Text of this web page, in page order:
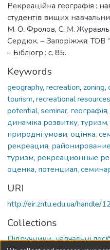
Рекреаційна географія :
студентів вищих
М. О. Фролов, С. М.
Сердюк. – Запоріжжя: ТОВ
– Бібліогр.: с. 85.
Keywords
geography, recreation, zoning,
tourism, recreational resources
potential, seminar, географія,
динаміка розвитку, туризм,
природні умови, оцінка,
рекреация, районирование
туризм, рекреационные
оценка, потенциал,
URI
http://eir.zntu.edu.ua/
Collections
Підручники, навчальні